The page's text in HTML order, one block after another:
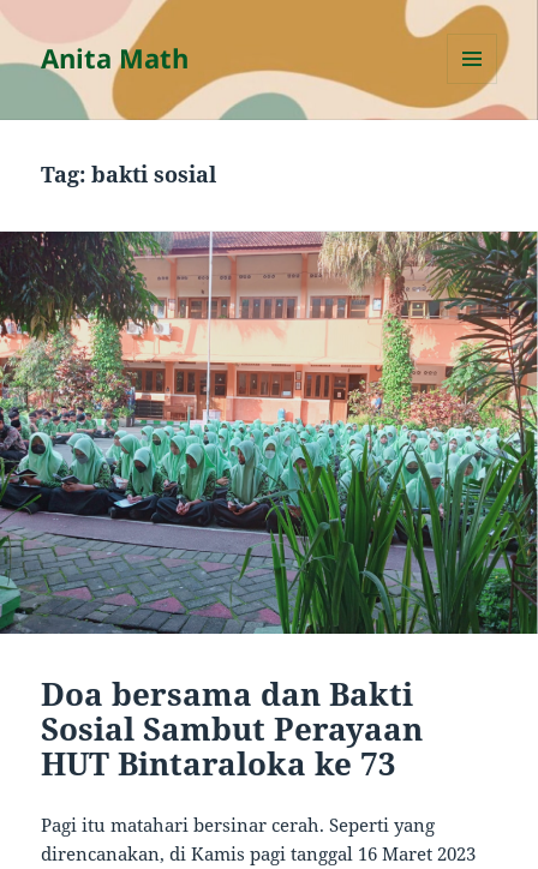
Anita Math
MENU
AND
Tag:bakti sosial
Doa bersama dan Bakti
Sosial Sambut Perayaan
HUT Bintaraloka ke 73
Pagi itu matahari bersinar cerah. Seperti yang
direncanakan, di Kamis pagi tanggal 16 Maret 2023